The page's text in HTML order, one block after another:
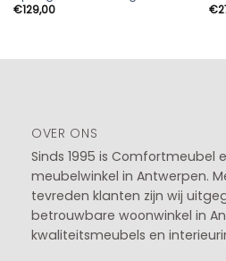
€129,00
€
OVER ONS
Sinds 1995 is Comfortmeubel
meubelwinkel in Antwerpen.
tevreden klanten zijn wij
betrouwbare woonwinkel in
kwaliteitsmeubels en